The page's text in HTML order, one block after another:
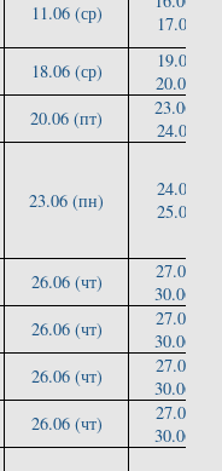
11.06 (ср)
17.06
18.06 (ср)
19.06
20.06
20.06 (пт)
23.06
24.06
23.06 (пн)
24.06
25.06
26.06 (чт)
27.06
30.06
26.06 (чт)
27.06
30.06
26.06 (чт)
27.06
30.06
26.06 (чт)
27.06
30.06